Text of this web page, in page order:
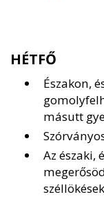
HÉTFŐ
Északon,
másutt
Az északi,